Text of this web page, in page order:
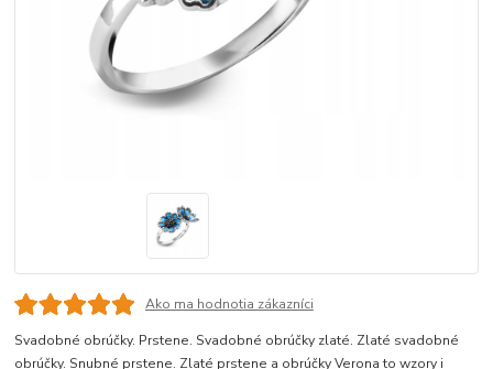
Ako ma hodnotia zákazníci
Svadobné obrúčky. Prstene. Svadobné obrúčky zlaté. Zlaté svadobné
obrúčky. Snubné prstene. Zlaté prstene a obrúčky Verona to wzory i